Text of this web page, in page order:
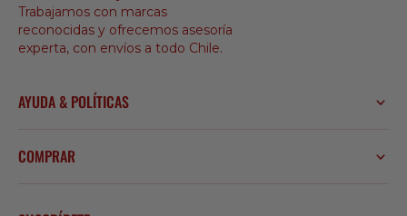
Trabajamos con marcas
reconocidas y ofrecemos asesoría
experta, con envíos a todo Chile.
AYUDA & POLÍTICAS
COMPRAR